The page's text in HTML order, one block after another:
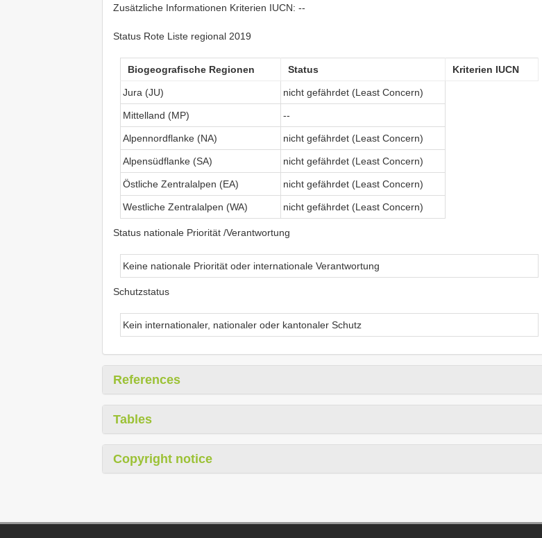
Zusätzliche Informationen Kriterien IUCN: --
Status Rote Liste regional 2019
Biogeografische Regionen Status Kriterien IUCN
Jura (JU) nicht gefährdet (Least Concern)
Mittelland (MP) --
Alpennordflanke (NA) nicht gefährdet (Least Concern)
Alpensüdflanke (SA) nicht gefährdet (Least Concern)
Östliche Zentralalpen (EA) nicht gefährdet (Least Concern)
Westliche Zentralalpen (WA) nicht gefährdet (Least Concern)
Status nationale Priorität /Verantwortung
Keine nationale Priorität oder internationale Verantwortung
Schutzstatus
Kein internationaler, nationaler oder kantonaler Schutz
References
Tables
Copyright notice